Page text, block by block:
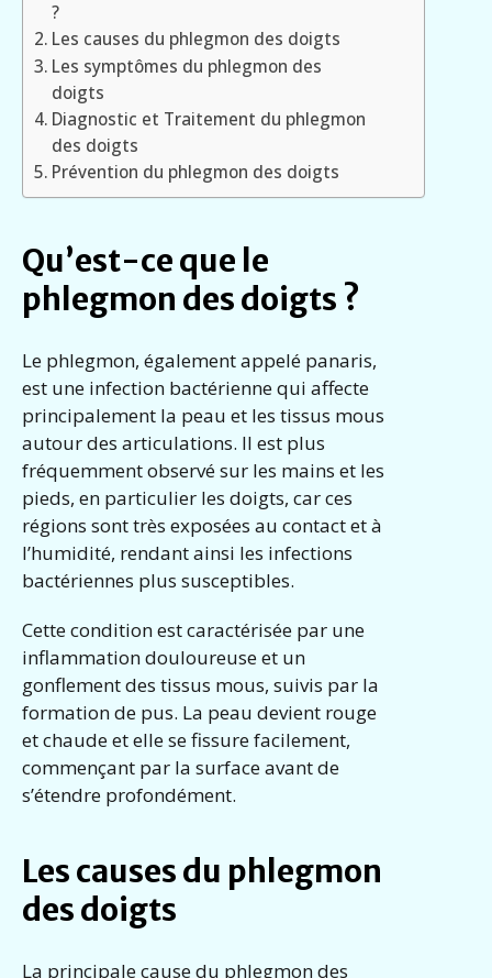
?
Les causes du phlegmon des doigts
Les symptômes du phlegmon des
doigts
Diagnostic et Traitement du phlegmon
des doigts
Prévention du phlegmon des doigts
Qu’est-ce que le
phlegmon des doigts ?
Le phlegmon, également appelé panaris,
est une infection bactérienne qui affecte
principalement la peau et les tissus mous
autour des articulations. Il est plus
fréquemment observé sur les mains et les
pieds, en particulier les doigts, car ces
régions sont très exposées au contact et à
l’humidité, rendant ainsi les infections
bactériennes plus susceptibles.
Cette condition est caractérisée par une
inflammation douloureuse et un
gonflement des tissus mous, suivis par la
formation de pus. La peau devient rouge
et chaude et elle se fissure facilement,
commençant par la surface avant de
s’étendre profondément.
Les causes du phlegmon
des doigts
La principale cause du phlegmon des